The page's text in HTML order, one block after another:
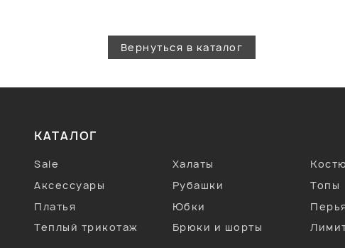
Вернуться в каталог
КАТАЛОГ
Sale Халаты
Аксессуары
Рубашки
Топы
Платья
Юбки
Теплый трикотаж
Брюки и шорты